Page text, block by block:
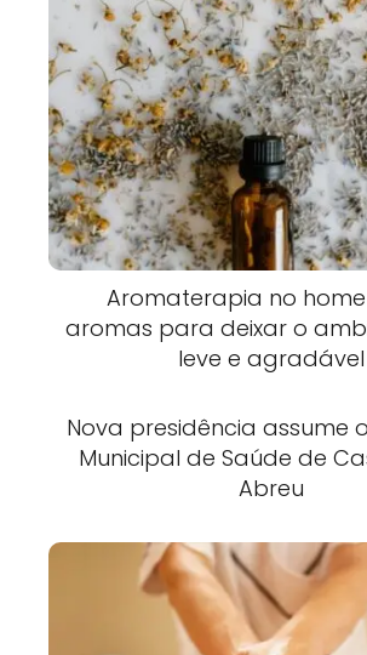
Aromaterapia no
aromas para deixar o
leve e agradável
Nova presidência assume
Municipal de Saúde de
Abreu